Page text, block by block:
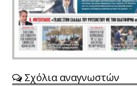
Σχόλια αναγνωστών